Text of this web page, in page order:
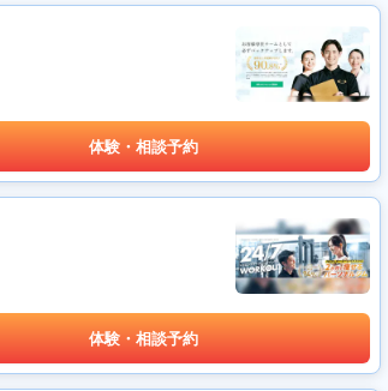
体験・相談予約
体験・相談予約